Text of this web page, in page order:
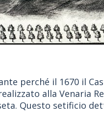
perché il 1670 il
alla Venaria
Questo setificio